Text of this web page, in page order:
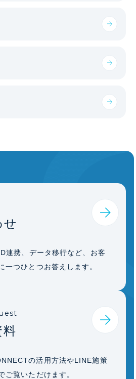
せ
連携、データ移行など、お客
一つひとつお答えします。
料
の活用方法やLINE施策
ご覧いただけます。